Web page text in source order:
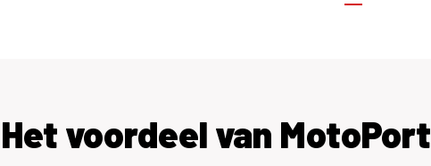
Het voordeel van MotoPort